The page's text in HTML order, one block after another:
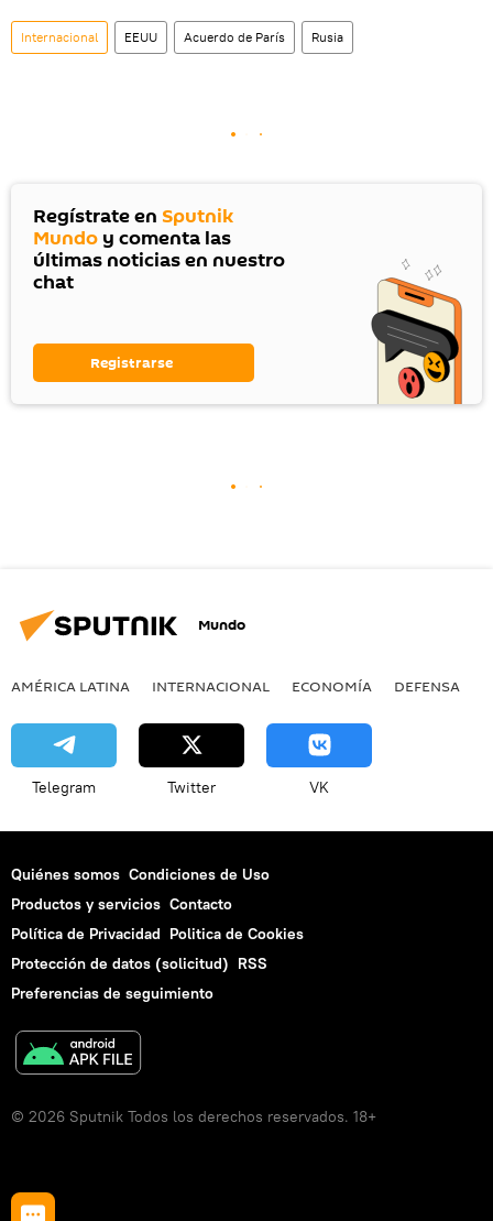
Internacional EEUU Acuerdo de París Rusia
Regístrate en Sputnik
Mundo y comenta las
últimas noticias en nuestro
chat
Registrarse
Mundo
AMÉRICA LATINA INTERNACIONAL ECONOMÍA DEFENSA
Telegram Twitter VK
Quiénes somos Condiciones de Uso
Productos y servicios Contacto
Política de Privacidad Politica de Cookies
Protección de datos (solicitud) RSS
Preferencias de seguimiento
© 2026 Sputnik Todos los derechos reservados. 18+